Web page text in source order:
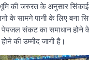
की जरुरत के अनुसार सिंकाई
के सामने पानी के लिए बना
पेयजल संकट का समाधान होने
की उम्मीद जागी है।